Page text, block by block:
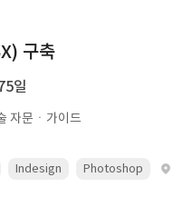
구축
일
자문ㆍ가이드
Indesign Photoshop